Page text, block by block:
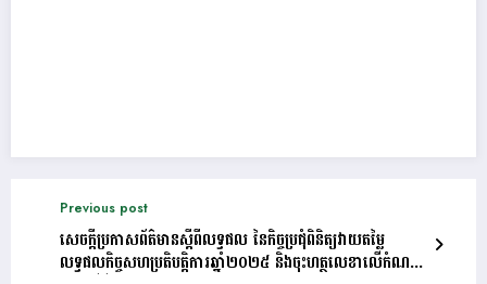
Previous post
សេចក្តីប្រកាសព័ត៌មានស្តីពីលទ្ធផល នៃកិច្ចប្រជុំពិនិត្យវាយតម្លៃ
លទ្ធផលកិច្ចសហប្រតិបត្តិការឆ្នាំ២០២៥ និងចុះហត្ថលេខាលើកំណត់